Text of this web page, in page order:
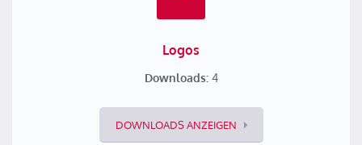
Logos
Downloads: 4
DOWNLOADS ANZEIGEN